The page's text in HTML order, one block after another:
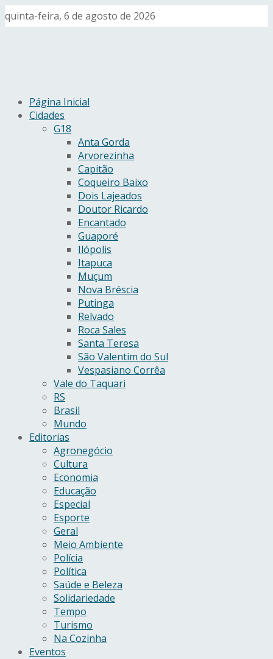
quinta-feira, 6 de agosto de 2026
Página Inicial
Cidades
G18
Anta Gorda
Arvorezinha
Capitão
Coqueiro Baixo
Dois Lajeados
Doutor Ricardo
Encantado
Guaporé
Ilópolis
Itapuca
Muçum
Nova Bréscia
Putinga
Relvado
Roca Sales
Santa Teresa
São Valentim do Sul
Vespasiano Corrêa
Vale do Taquari
RS
Brasil
Mundo
Editorias
Agronegócio
Cultura
Economia
Educação
Especial
Esporte
Geral
Meio Ambiente
Polícia
Política
Saúde e Beleza
Solidariedade
Tempo
Turismo
Na Cozinha
Eventos